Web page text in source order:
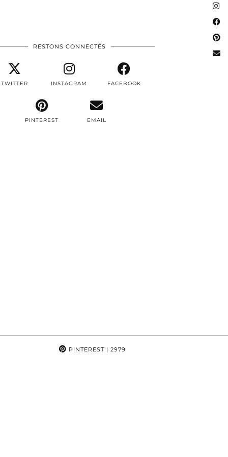
RESTONS CONNECTÉS
TWITTER INSTAGRAM FACEBOOK
PINTEREST EMAIL
PINTEREST| 2979